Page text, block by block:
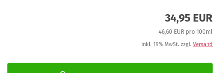
34,95 EUR
46,60 EUR pro 100ml
inkl. 19% MwSt. zzgl. Versand